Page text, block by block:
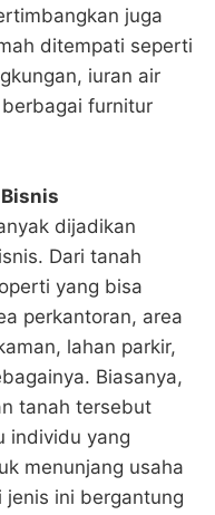
juga
ditempati seperti
iuran air
furnitur
dijadikan
Dari tanah
yang bisa
perkantoran, area
lahan parkir,
Biasanya,
tanah tersebut
individu yang
menunjang usaha
jenis ini bergantung